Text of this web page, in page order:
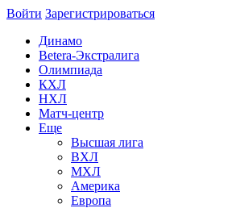
Войти Зарегиcтрироваться
Динамо
Betera-Экстралига
Олимпиада
КХЛ
НХЛ
Матч-центр
Еще
Высшая лига
ВХЛ
МХЛ
Америка
Европа